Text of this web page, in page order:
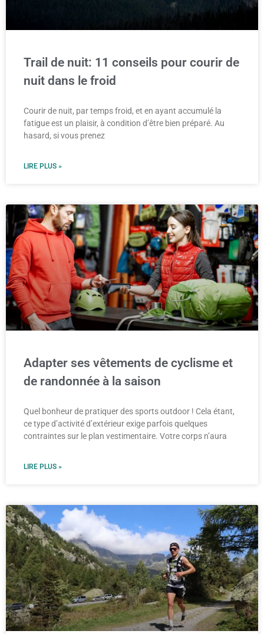
Trail de nuit: 11 conseils pour courir de
nuit dans le froid
Courir de nuit, par temps froid, et en ayant accumulé la
fatigue est un plaisir, à condition d’être bien préparé. Au
hasard, si vous prenez
LIRE PLUS »
Adapter ses vêtements de cyclisme et
de randonnée à la saison
Quel bonheur de pratiquer des sports outdoor ! Cela étant,
ce type d’activité d’extérieur exige parfois quelques
contraintes sur le plan vestimentaire. Votre corps n’aura
LIRE PLUS »